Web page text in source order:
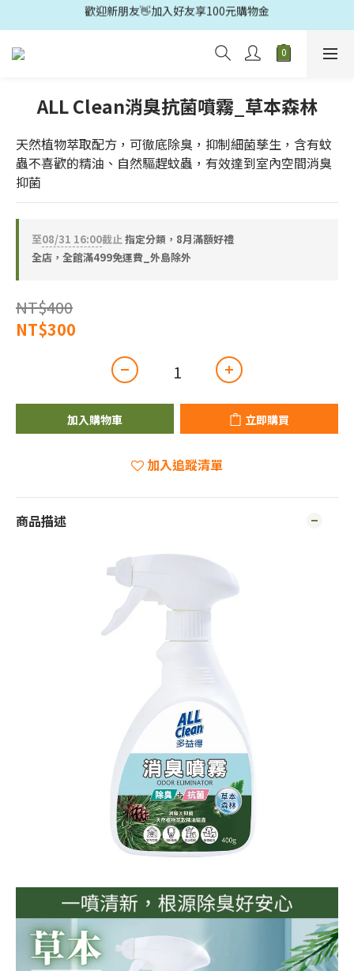
歡迎光臨🛍️多益得官方旗鑑店🚗滿499元免運
ALL Clean消臭抗菌噴霧_草本森林
天然植物萃取配方，可徹底除臭，抑制細菌孳生，含有蚊
蟲不喜歡的精油、自然驅趕蚊蟲，有效達到室內空間消臭
抑菌
至08/31 16:00截止指定分類，8月滿額好禮
全店，全館滿499免運費_外島除外
NT$400
NT$300
加入購物車 立即購買
加入追蹤清單
商品描述